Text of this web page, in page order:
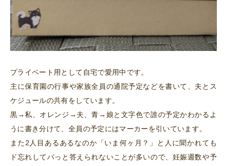
プライベート用として自宅で愛用中です。
主に保育園の行事や家族全員の通院予定などを書いて、夫とス
ケジュールの共有をしています。
黒→私、オレンジ→夫、青→娘と文字色で誰の予定かわかるよ
うに書き分けて、全員の予定にはマーカーを引いています。
また2人目あるあるなのか「いま何ヶ月？」と人に聞かれても
ド忘れしてパっと答えられないことが多いので、妊娠週数や予